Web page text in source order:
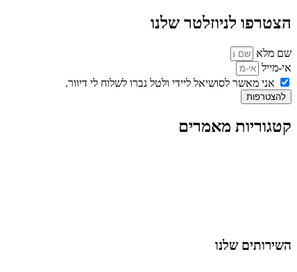
הצטרפו לניוזלטר שלנו
שם מלא
אי-מייל
אני מאשר לסושיאל ליידי ולטל נברו לשלוח לי דיוור.
להצטרפות
קטגוריות מאמרים
השירותים שלנו